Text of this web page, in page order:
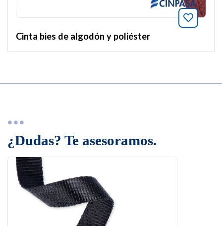
Añade
Cinta bies de algodón y poliéster
¿Dudas? Te asesoramos.